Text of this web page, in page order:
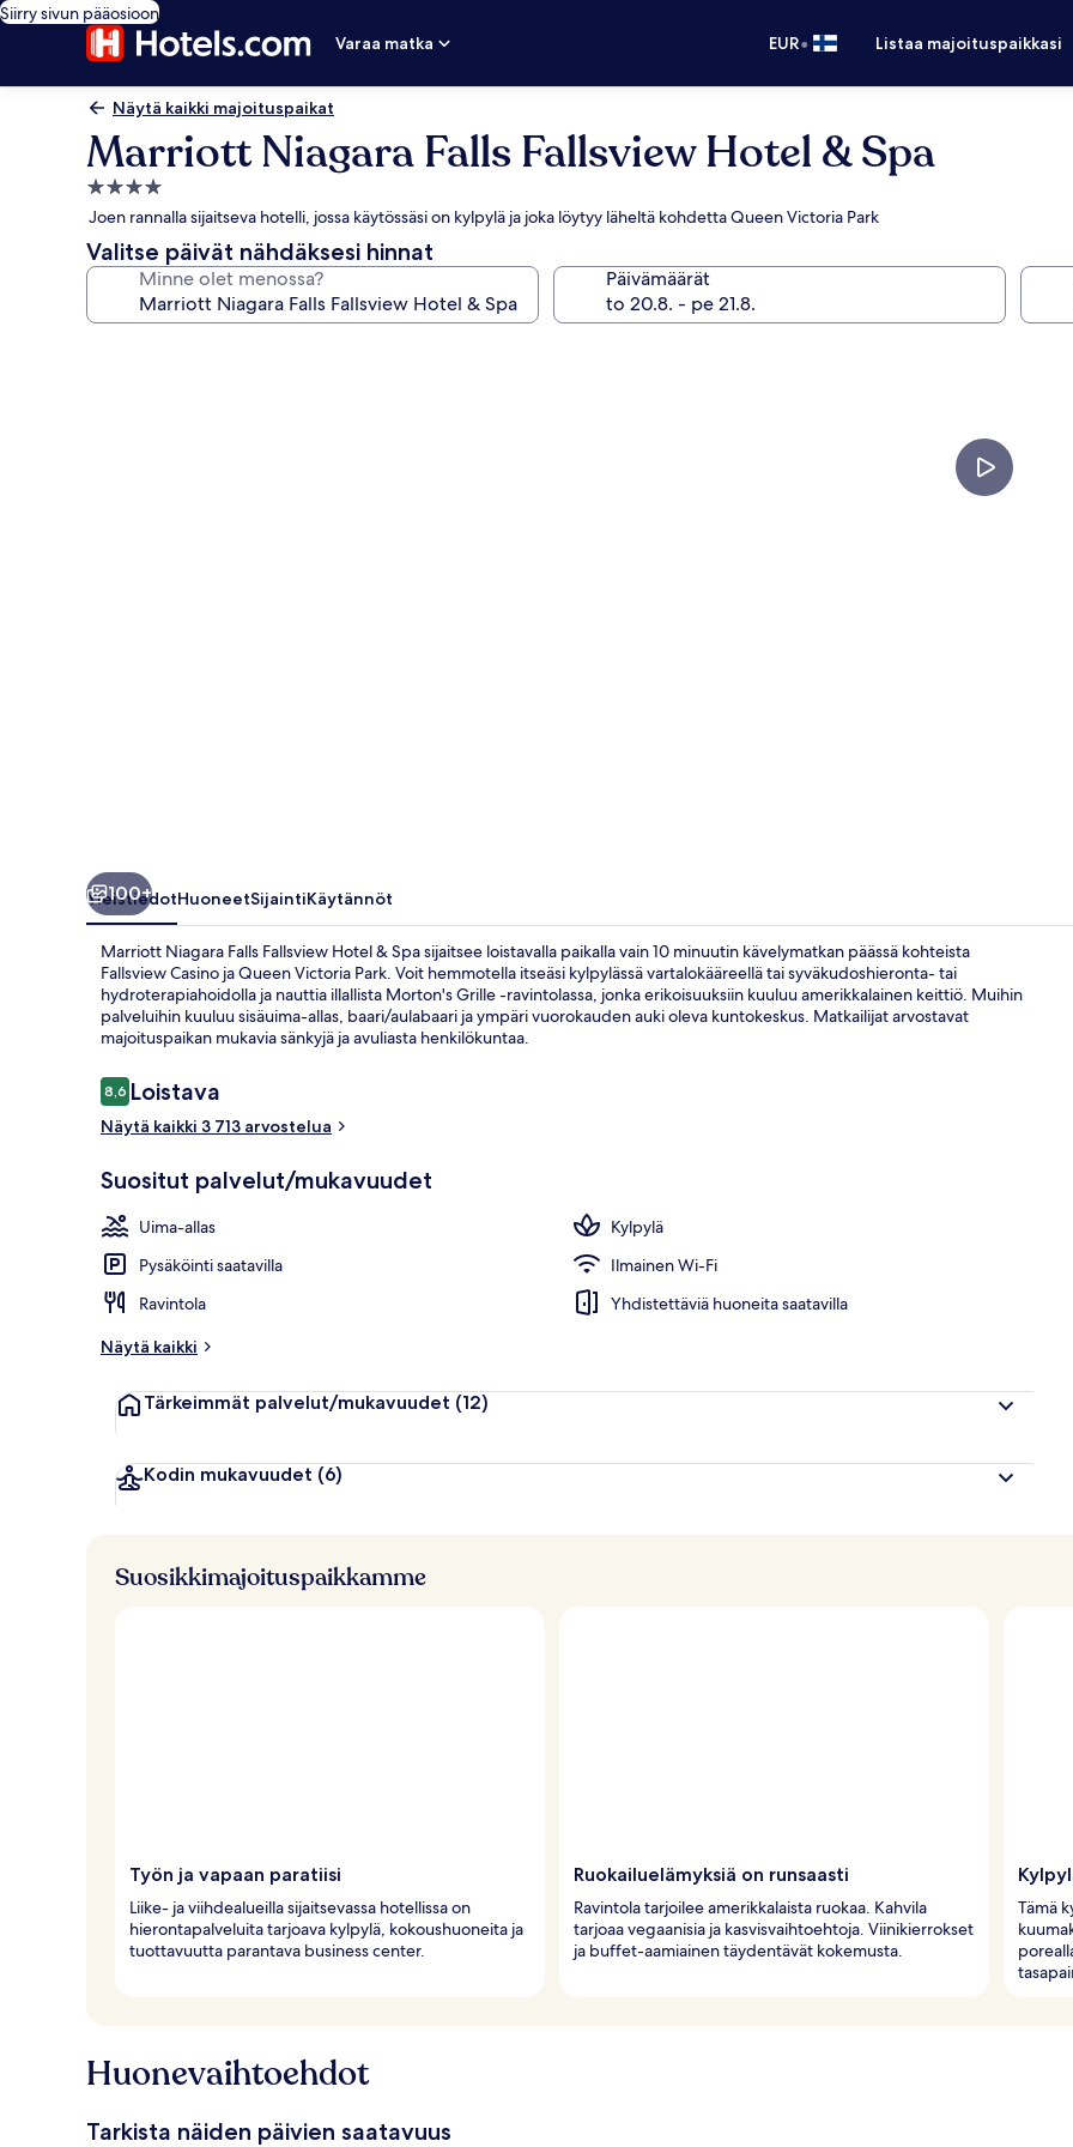
Siirry sivun pääosioon
Varaa matka
EUR• Listaa majoituspaikkasi
Näytä kaikki majoituspaikat
Marriott Niagara Falls Fallsview Hotel & Spa
4.0
tähden
majoituspaikka
Joen rannalla sijaitseva hotelli, jossa käytössäsi on kylpylä ja joka löytyy läheltä kohdetta Queen Victoria Park
Valitse päivät nähdäksesi hinnat
Minne olet menossa? Päivämäärät
100+
YleistiedotHuoneetSijaintiKäytännöt
Marriott Niagara Falls Fallsview Hotel & Spa sijaitsee loistavalla paikalla vain 10 minuutin kävelymatkan päässä kohteista
Fallsview Casino ja Queen Victoria Park. Voit hemmotella itseäsi kylpylässä vartalokääreellä tai syväkudoshieronta- tai
hydroterapiahoidolla ja nauttia illallista Morton's Grille -ravintolassa, jonka erikoisuuksiin kuuluu amerikkalainen keittiö. Muihin
palveluihin kuuluu sisäuima-allas, baari/aulabaari ja ympäri vuorokauden auki oleva kuntokeskus. Matkailijat arvostavat
majoituspaikan mukavia sänkyjä ja avuliasta henkilökuntaa.
Arvostelut
8,68,6 kautta 10.
Loistava
Näytä kaikki 3 713 arvostelua
Suositut palvelut/mukavuudet
Uima-allas
Kylpylä
Pysäköinti saatavilla
Ilmainen Wi-Fi
Ravintola
Yhdistettäviä huoneita saatavilla
Näytä kaikki
Tärkeimmät palvelut/mukavuudet (12)
Kodin mukavuudet (6)
Suosikkimajoituspaikkamme
Työn ja vapaan paratiisi
Liike- ja viihdealueilla sijaitsevassa hotellissa on
hierontapalveluita tarjoava kylpylä, kokoushuoneita ja
tuottavuutta parantava business center.
Ruokailuelämyksiä on runsaasti
Ravintola tarjoilee amerikkalaista ruokaa. Kahvila
tarjoaa vegaanisia ja kasvisvaihtoehtoja. Viinikierrokset
ja buffet-aamiainen täydentävät kokemusta.
Tämä
Huonevaihtoehdot
Tarkista näiden päivien saatavuus